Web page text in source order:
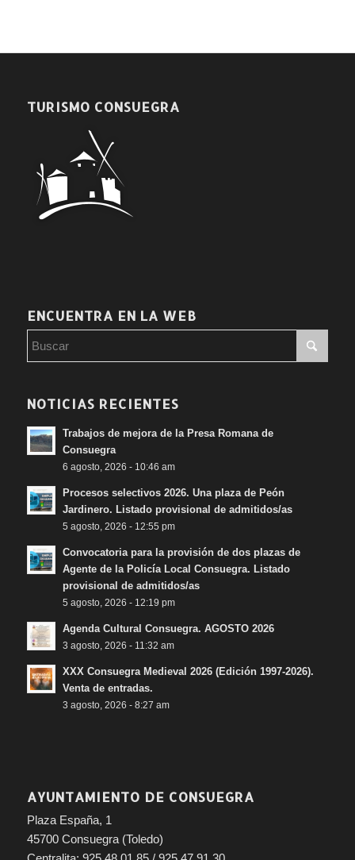
TURISMO CONSUEGRA
ENCUENTRA EN LA WEB
NOTICIAS RECIENTES
Trabajos de mejora de la Presa Romana de
Consuegra
6 agosto, 2026 - 10:46 am
Procesos selectivos 2026. Una plaza de Peón
Jardinero. Listado provisional de admitidos/as
5 agosto, 2026 - 12:55 pm
Convocatoria para la provisión de dos plazas de
Agente de la Policía Local Consuegra. Listado
provisional de admitidos/as
5 agosto, 2026 - 12:19 pm
Agenda Cultural Consuegra. AGOSTO 2026
3 agosto, 2026 - 11:32 am
XXX Consuegra Medieval 2026 (Edición 1997-2026).
Venta de entradas.
3 agosto, 2026 - 8:27 am
AYUNTAMIENTO DE CONSUEGRA
Plaza España, 1
45700 Consuegra (Toledo)